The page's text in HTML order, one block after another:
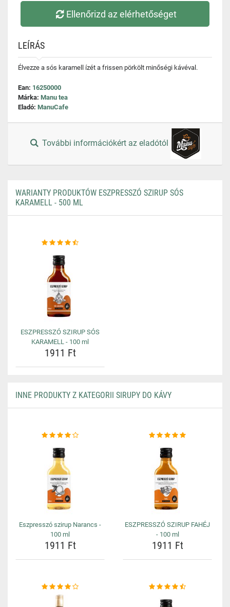
Ellenőrizd az elérhetőséget
LEÍRÁS
Élvezze a sós karamell ízét a frissen pörkölt minőségi kávéval.
Ean: 16250000
Márka: Manu tea
Eladó: ManuCafe
További információkért az eladótól
WARIANTY PRODUKTÓW ESZPRESSZÓ SZIRUP SÓS
KARAMELL - 500 ML
ESZPRESSZÓ SZIRUP SÓS
KARAMELL - 100 ml
1911 Ft
INNE PRODUKTY Z KATEGORII SIRUPY DO KÁVY
Eszpresszó szirup Narancs -
100 ml
1911 Ft
ESZPRESSZÓ SZIRUP FAHÉJ
- 100 ml
1911 Ft